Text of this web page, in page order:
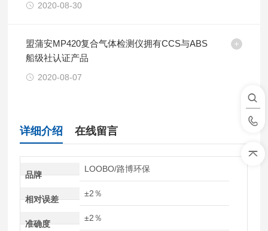
2020-08-30
盟蒲安MP420复合气体检测仪拥有CCS与ABS
船级社认证产品
2020-08-07
详细介绍 在线留言
品牌
LOOBO/路博环保
相对误差
±2％
准确度
±2％